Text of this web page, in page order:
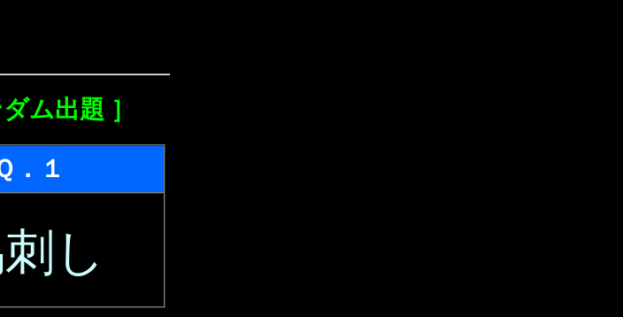
ダム出題 ］
．１
し